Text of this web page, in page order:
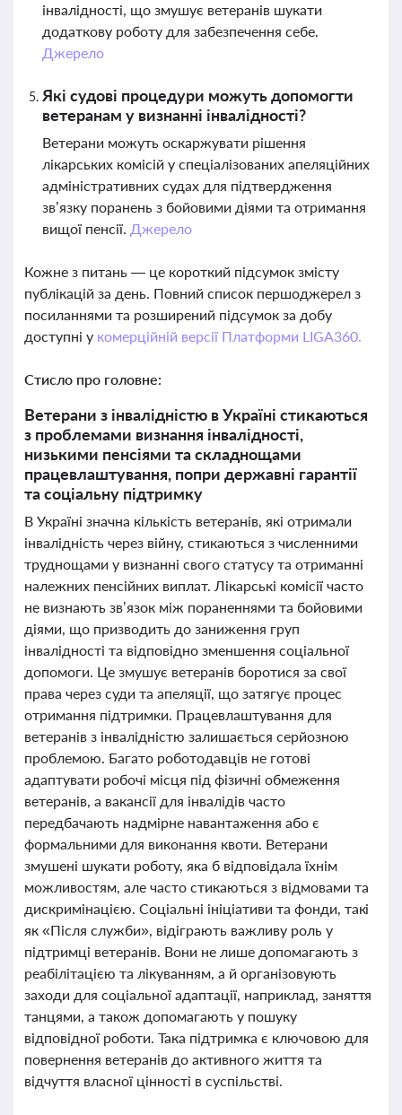
інвалідності, що змушує ветеранів шукати
додаткову роботу для забезпечення себе.
Джерело
Які судові процедури можуть допомогти
ветеранам у визнанні інвалідності?
Ветерани можуть оскаржувати рішення
лікарських комісій у спеціалізованих апеляційних
адміністративних судах для підтвердження
зв’язку поранень з бойовими діями та отримання
вищої пенсії. Джерело
Кожне з питань — це короткий підсумок змісту
публікацій за день. Повний список першоджерел з
посиланнями та розширений підсумок за добу
доступні у комерційній версії Платформи LIGA360.
Стисло про головне:
Ветерани з інвалідністю в Україні стикаються
з проблемами визнання інвалідності,
низькими пенсіями та складнощами
працевлаштування, попри державні гарантії
та соціальну підтримку
В Україні значна кількість ветеранів, які отримали
інвалідність через війну, стикаються з численними
труднощами у визнанні свого статусу та отриманні
належних пенсійних виплат. Лікарські комісії часто
не визнають зв’язок між пораненнями та бойовими
діями, що призводить до заниження груп
інвалідності та відповідно зменшення соціальної
допомоги. Це змушує ветеранів боротися за свої
права через суди та апеляції, що затягує процес
отримання підтримки. Працевлаштування для
ветеранів з інвалідністю залишається серйозною
проблемою. Багато роботодавців не готові
адаптувати робочі місця під фізичні обмеження
ветеранів, а вакансії для інвалідів часто
передбачають надмірне навантаження або є
формальними для виконання квоти. Ветерани
змушені шукати роботу, яка б відповідала їхнім
можливостям, але часто стикаються з відмовами та
дискримінацією. Соціальні ініціативи та фонди, такі
як «Після служби», відіграють важливу роль у
підтримці ветеранів. Вони не лише допомагають з
реабілітацією та лікуванням, а й організовують
заходи для соціальної адаптації, наприклад, заняття
танцями, а також допомагають у пошуку
відповідної роботи. Така підтримка є ключовою для
повернення ветеранів до активного життя та
відчуття власної цінності в суспільстві.